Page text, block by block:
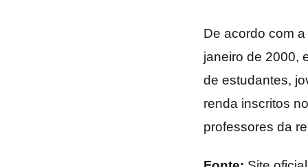
De acordo com
janeiro de 2000,
de estudantes,
renda inscritos
professores da